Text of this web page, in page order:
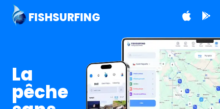
FISHSURFING
La
pêche